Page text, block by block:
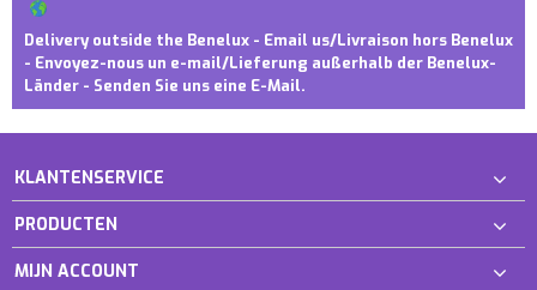
Delivery outside the Benelux - Email us/Livraison hors Benelux
- Envoyez-nous un e-mail/Lieferung außerhalb der Benelux-
Länder - Senden Sie uns eine E-Mail.
KLANTENSERVICE
PRODUCTEN
MIJN ACCOUNT